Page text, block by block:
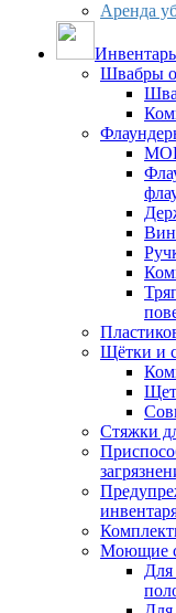
Аренда
Швабры
Щётки и
Стяжки
Моющие
Для